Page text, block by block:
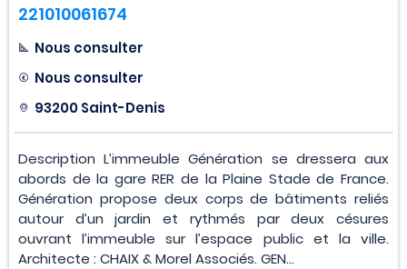
221010061674
Nous consulter
Nous consulter
93200 Saint-Denis
Description L’immeuble Génération se dressera aux
abords de la gare RER de la Plaine Stade de France.
Génération propose deux corps de bâtiments reliés
autour d’un jardin et rythmés par deux césures
ouvrant l’immeuble sur l’espace public et la ville.
Architecte : CHAIX & Morel Associés. GEN...